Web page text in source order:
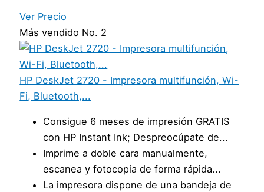
Ver Precio
Más vendido No. 2
HP DeskJet 2720 - Impresora multifunción, Wi-
Fi, Bluetooth,...
Consigue 6 meses de impresión GRATIS
con HP Instant Ink; Despreocúpate de...
Imprime a doble cara manualmente,
escanea y fotocopia de forma rápida...
La impresora dispone de una bandeja de